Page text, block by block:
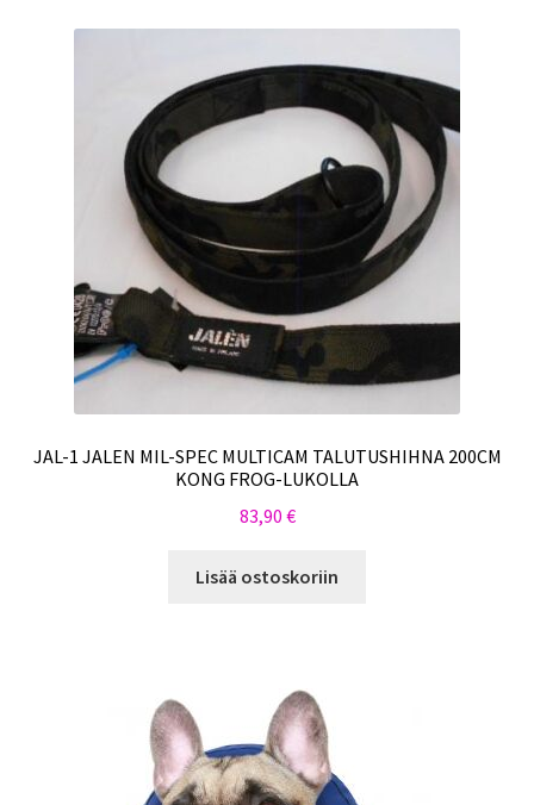
JAL-1 JALEN MIL-SPEC MULTICAM TALUTUSHIHNA 200CM
KONG FROG-LUKOLLA
83,90 €
Lisää ostoskoriin